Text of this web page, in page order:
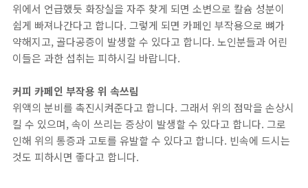
위에서 언급했듯 화장실을 자주 찾게 되면 소변으로 칼슘 성분이
쉽게 빠져나간다고 합니다. 그렇게 되면 카페인 부작용으로 뼈가
약해지고, 골다공증이 발생할 수 있다고 합니다. 노인분들과 어린
이들은 과한 섭취는 피하시길 바랍니다.
커피 카페인 부작용 위 속쓰림
위액의 분비를 촉진시켜준다고 합니다. 그래서 위의 점막을 손상시
킬 수 있으며, 속이 쓰리는 증상이 발생할 수 있다고 합니다. 그로
인해 위의 통증과 고토를 유발할 수 있다고 합니다. 빈속에 드시는
것도 피하시면 좋다고 합니다.